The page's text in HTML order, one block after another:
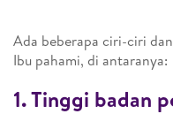
Ada beberapa ciri-ciri
Ibu pahami, di antaranya:
1. Tinggi badan